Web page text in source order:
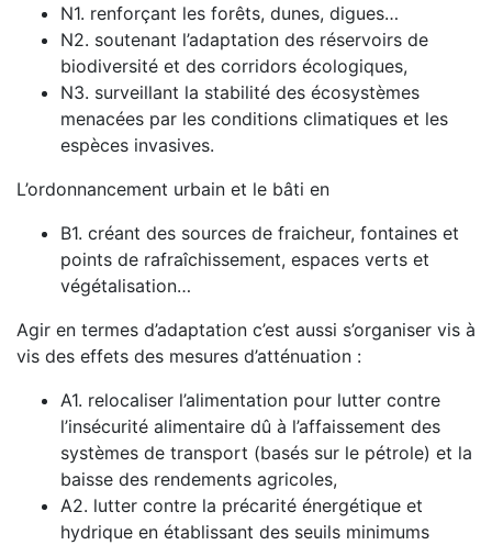
N1. renforçant les forêts, dunes, digues…
N2. soutenant l’adaptation des réservoirs de
biodiversité et des corridors écologiques,
N3. surveillant la stabilité des écosystèmes
menacées par les conditions climatiques et les
espèces invasives.
L’ordonnancement urbain et le bâti en
B1. créant des sources de fraicheur, fontaines et
points de rafraîchissement, espaces verts et
végétalisation…
Agir en termes d’adaptation c’est aussi s’organiser vis à
vis des effets des mesures d’atténuation :
A1. relocaliser l’alimentation pour lutter contre
l’insécurité alimentaire dû à l’affaissement des
systèmes de transport (basés sur le pétrole) et la
baisse des rendements agricoles,
A2. lutter contre la précarité énergétique et
hydrique en établissant des seuils minimums